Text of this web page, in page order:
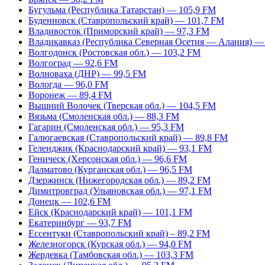
Бугульма (Республика Татарстан) — 105,9 FM
Буденновск (Ставропольский край) — 101,7 FM
Владивосток (Приморский край) — 97,3 FM
Владикавказ (Республика Северная Осетия — Алания)
Волгодонск (Ростовская обл.) — 103,2 FM
Волгоград — 92,6 FM
Волноваха (ДНР) — 99,5 FM
Вологда — 96,0 FM
Воронеж — 89,4 FM
Вышний Волочек (Тверская обл.) — 104,5 FM
Вязьма (Смоленская обл.) — 88,3 FM
Гагарин (Смоленская обл.) — 95,3 FM
Галюгаевская (Ставропольский край) — 89,8 FM
Геленджик (Краснодарский край) — 93,1 FM
Геническ (Херсонская обл.) — 96,6 FM
Далматово (Курганская обл.) — 96,5 FM
Дзержинск (Нижегородская обл.) — 89,2 FM
Димитровград (Ульяновская обл.) — 97,1 FM
Донецк — 102,6 FM
Ейск (Краснодарский край) — 101,1 FM
Екатеринбург — 93,7 FM
Ессентуки (Ставропольский край) – 89,2 FM
Железногорск (Курская обл.) — 94,0 FM
Жердевка (Тамбовская обл.) — 103,3 FM